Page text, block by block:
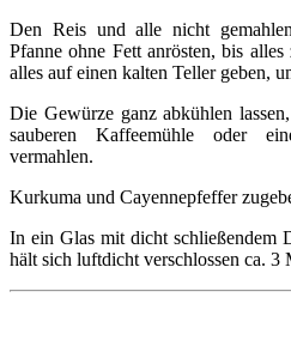
Den Reis und alle nicht
Pfanne ohne Fett anrösten, bis
alles auf einen kalten Teller geben,
Die Gewürze ganz abkühlen
sauberen Kaffeemühle oder
vermahlen.
Kurkuma und Cayennepfeffer
In ein Glas mit dicht schließendem
hält sich luftdicht verschlossen ca. 3